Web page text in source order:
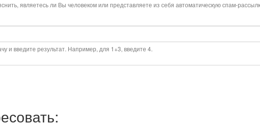
являетесь ли Вы человеком или представляете из себя автоматическую спам-
и введите результат. Например, для 1+3, введите 4.